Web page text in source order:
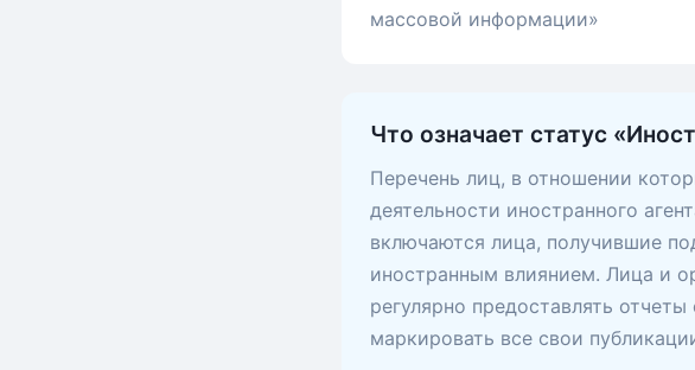
массовой информации»
Что означает статус
Перечень лиц, в отношении
деятельности иностранного
включаются лица, получившие
иностранным влиянием. Лица и
регулярно предоставлять
маркировать все свои